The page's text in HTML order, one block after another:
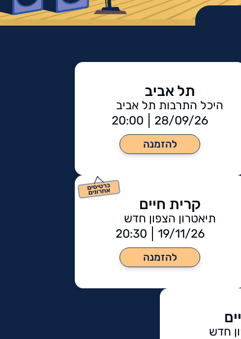
פרנקפורטר,
רוי שמש ,
תל אביב
היכל התרבות תל אביב
28/09/26
20:00
להזמנה
קרית חיים
תיאטרון הצפון חדש
19/11/26
20:30
להזמנה
חדש